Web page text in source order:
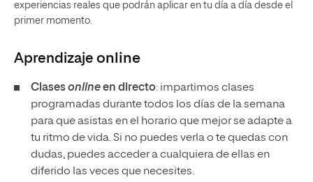
experiencias reales que podrán aplicar en tu día a día desde el
primer momento.
Aprendizaje online
Clasesonlineen directo: impartimos clases
programadas durante todos los días de la semana
para que asistas en el horario que mejor se adapte a
tu ritmo de vida. Si no puedes verla o te quedas con
dudas, puedes acceder a cualquiera de ellas en
diferido las veces que necesites.